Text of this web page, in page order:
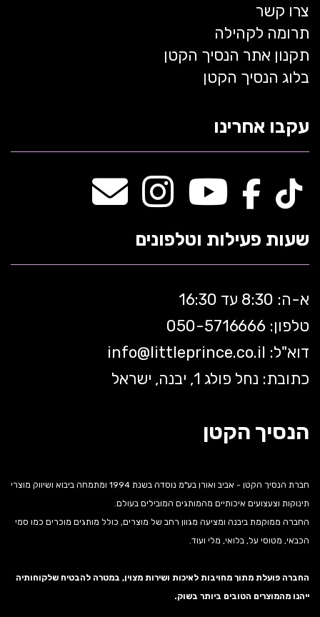
צרו קשר
תרומה לקהילה
תקנון אתר הנסיך הקטן
בלוג הנסיך הקטן
עקבו אחרינו
שעות פעילות וטלפונים
א-ה: 8:30 עד 16:30
טלפון: 050-5 716666
דוא"ל:
info@littleprince.co.il
כתובת: נחל פולג 1, יבנה, ישראל
הנסיך הקטן
חברת הנסיך הקטן - אביב ואורן בע"מ נוסדה בשנת 1994 ומתמחה ביבוא ושיווק מוצרי
תינוקות וצעצועים איכותיים מהמותגים המובילים בעולם.
החברה ממוקמת ביבנה ומציעה מגוון רחב של מוצרים, כולל מותגים מוכרים כמו סמי
הכבאי, מטוסי על, בלואי, מלי ועוד.
החברה פועלת מתוך מחויבות לאיכות ושירות מצוין, במטרה להבטיח שלקוחותיה
ייהנו מהמוצרים הטובים ביותר בשוק.